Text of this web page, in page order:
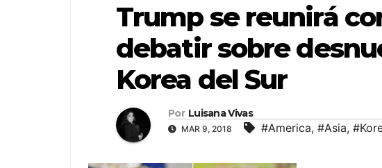
Trump se reunirá
debatir sobre
Korea del Sur
Por Luisana Vivas
MAR 9, 2018 #America, #Asia,